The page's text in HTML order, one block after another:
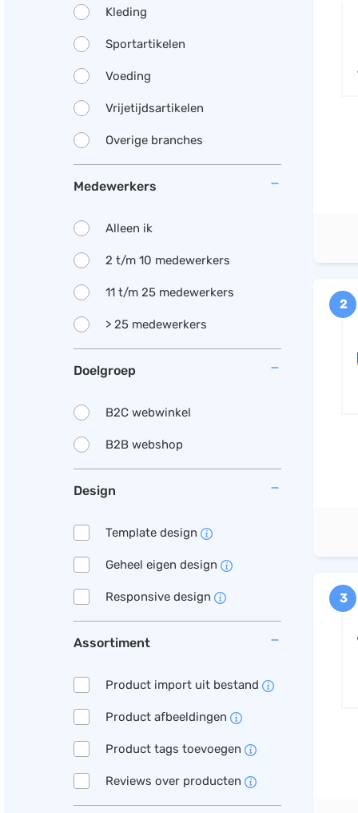
2
3
Kleding
Sportartikelen
Voeding
Vrijetijdsartikelen
Overige branches
Medewerkers
Alleen ik
2 t/m 10 medewerkers
11 t/m 25 medewerkers
> 25 medewerkers
Doelgroep
B2C webwinkel
B2B webshop
Design
Template design
Geheel eigen design
Responsive design
Assortiment
Product import uit bestand
Product afbeeldingen
Product tags toevoegen
Reviews over producten